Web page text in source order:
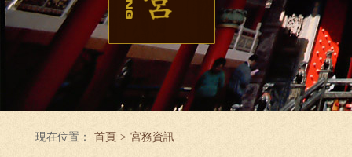
現在位置： 首頁 > 宮務資訊